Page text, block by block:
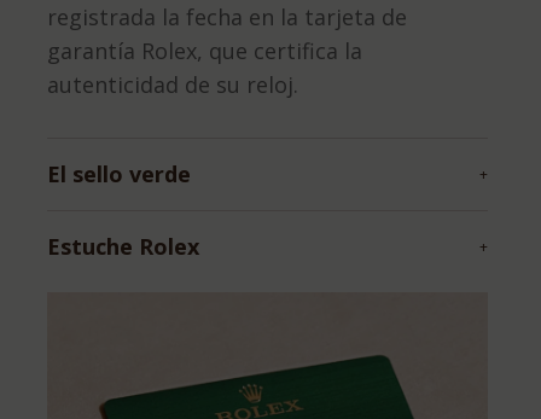
registrada la fecha en la tarjeta de
garantía Rolex, que certifica la
autenticidad de su reloj.
El sello verde +
Estuche Rolex +